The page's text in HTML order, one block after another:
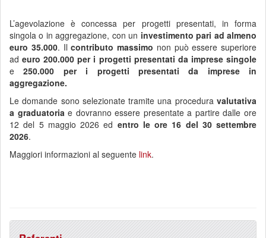
L’agevolazione è concessa per progetti presentati, in forma
singola o in aggregazione, con un investimento pari ad almeno
euro 35.000. Ilcontributo massimo non può essere superiore
adeuro 200.000 per i progetti presentati da imprese singole
e250.000 per i progetti presentati da imprese in
aggregazione.
Le domande sono selezionate tramite una procedura valutativa
a graduatoriae dovranno essere presentate a partire dalle ore
12 del 5 maggio 2026 ed entro le ore 16 del 30 settembre
2026.
Maggiori informazioni al seguente link.